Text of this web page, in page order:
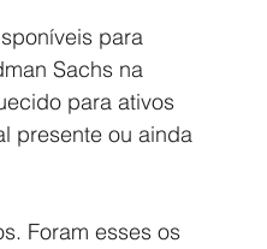
para
Sachs na
para ativos
presente ou ainda
Foram esses os